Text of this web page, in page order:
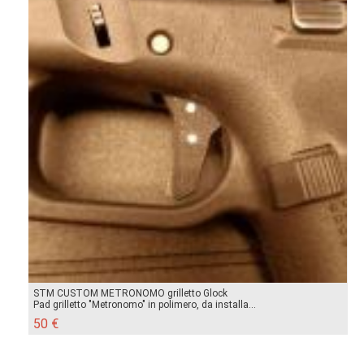
STM CUSTOM METRONOMO grilletto Glock
Pad grilletto "Metronomo" in polimero, da installa...
50 €